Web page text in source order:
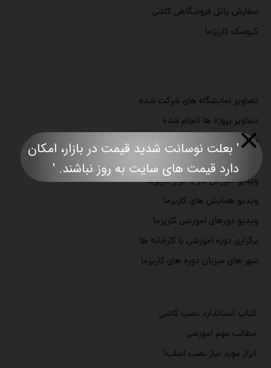
تصاویر نمایشگاه های شرکت شده
تصاویر پروژه ها انجام شده
ویدیو محصاحبه ها
ویدیو رضایت مشتری
ویدیو آموزش کار با ابزار کاریزما
ویدیو همایش های کاریزما
ویدیو دورهای آموزشی کاریزما
برگزاری دوره آموزشی با کارخانه ها
شهر های میزبان دوره های کاریزما
سفارش پانل فروشگاهی کاشی
کیوسک کاریزما
کتاب استاندارد نصب کاشی
مطالب مهم آموزشی
ابزار مورد نیاز نصب اسلب!
' بعلت نوسانت شدید قیمت در بازار، امکان
دارد قیمت های سایت به روز نباشند. '​​​​​​​​​​​​​​